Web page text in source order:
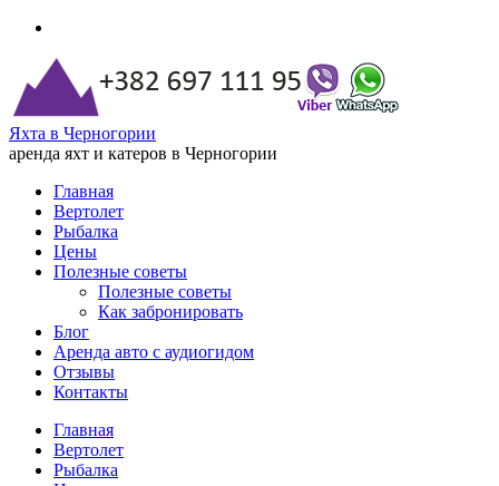
Яхта в Черногории
аренда яхт и катеров в Черногории
Главная
Вертолет
Рыбалка
Цены
Полезные советы
Полезные советы
Как забронировать
Блог
Аренда авто с аудиогидом
Отзывы
Контакты
Главная
Вертолет
Рыбалка